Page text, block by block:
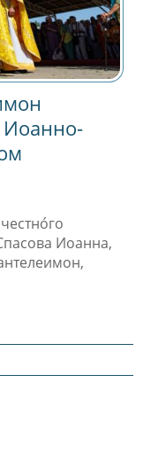
Иоанна,